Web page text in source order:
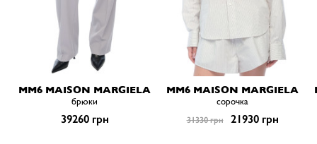
MM6 MAISON MARGIELA
брюки
39260 грн
MM6 MAISON MARGIELA
сорочка
31330 грн 21930 грн